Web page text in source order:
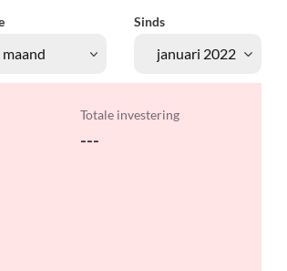
Sinds
Totale investering
---